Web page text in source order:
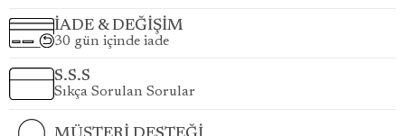
İADE & DEĞİŞİM
30 gün içinde iade
S.S.S
Sıkça Sorulan Sorular